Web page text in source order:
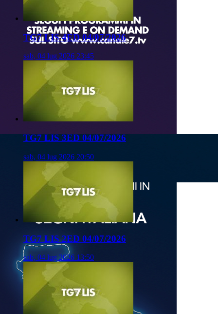
TG7 LIS 4ED 04/07/2026
sab, 04 lug 2026 23:45
TG7 LIS 3ED 04/07/2026
sab, 04 lug 2026 20:50
TG7 LIS 2ED 04/07/2026
sab, 04 lug 2026 13:50